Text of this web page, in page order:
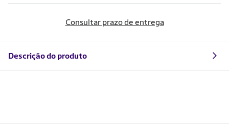
Consultar prazo de entrega
Descrição do produto